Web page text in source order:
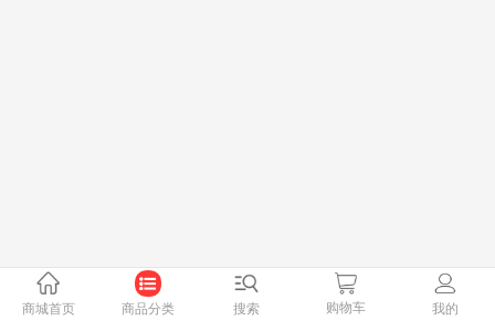
商城首页 商品分类 搜索 购物车 我的